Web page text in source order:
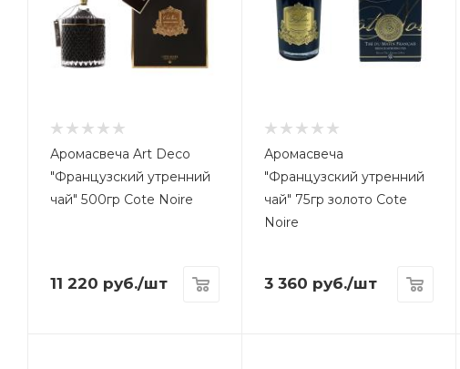
Аромасвеча Art Deco
"Французский утренний
чай" 500гр Cote Noire
11 220 руб./шт
Аромасвеча
"Французский утренний
чай" 75гр золото Cote
Noire
3 360 руб./шт